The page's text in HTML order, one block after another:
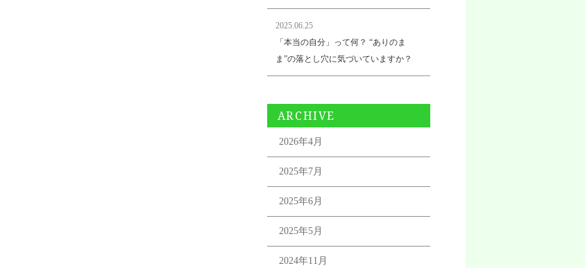
2025.06.25
「本当の自分」って何？ “ありのま
ま”の落とし穴に気づいていますか？
ARCHIVE
2026年4月
2025年7月
2025年6月
2025年5月
2024年11月